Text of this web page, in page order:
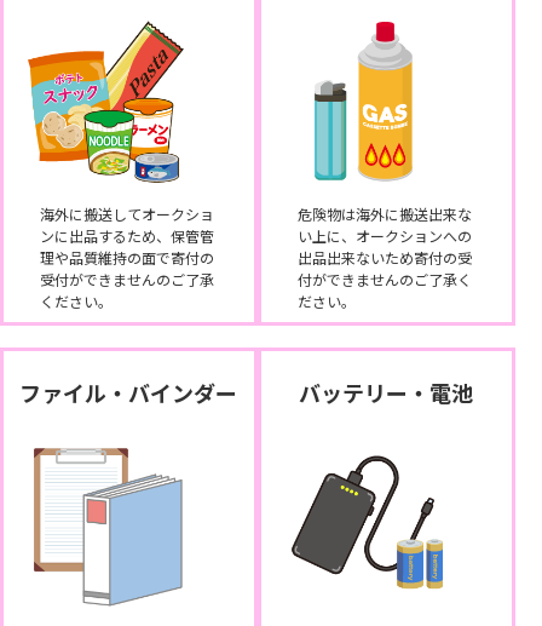
海外に搬送してオークショ
ンに出品するため、保管管
理や品質維持の面で寄付の
受付ができませんのご了承
ください。
危険物は海外に搬送出来な
い上に、オークションへの
出品出来ないため寄付の受
付ができませんのご了承く
ださい。
ファイル・バインダー バッテリー・電池